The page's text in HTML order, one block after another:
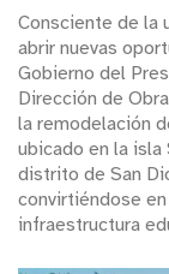
Consciente de la
abrir nuevas
Gobierno del
Dirección de
la remodelación
ubicado en la isla
distrito de San
convirtiéndose
infraestructura